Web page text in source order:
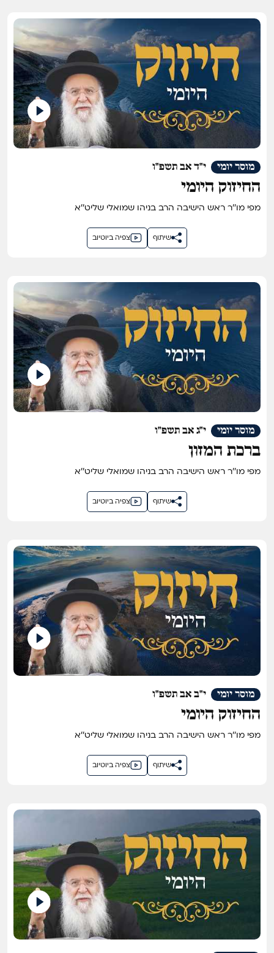
י"ד אב תשפ"ו מוסר יומי
החיזוק היומי
מפי מו''ר ראש הישיבה הרב בניהו שמואלי שליט''א
צפיה ביוטיוב שיתוף
י"ג אב תשפ"ו מוסר יומי
ברכת המזון
מפי מו''ר ראש הישיבה הרב בניהו שמואלי שליט''א
צפיה ביוטיוב שיתוף
י"ב אב תשפ"ו מוסר יומי
החיזוק היומי
מפי מו''ר ראש הישיבה הרב בניהו שמואלי שליט''א
צפיה ביוטיוב שיתוף